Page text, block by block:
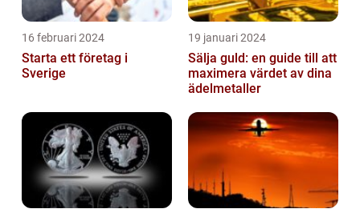
16 februari 2024
Starta ett företag i
Sverige
19 januari 2024
Sälja guld: en guide till att
maximera värdet av dina
ädelmetaller